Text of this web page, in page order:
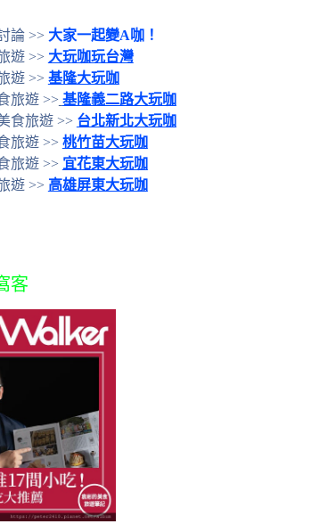
論 >> 大家一起變A咖！
遊 >> 大玩咖玩台灣
遊 >> 基隆大玩咖
旅遊 >> 基隆義二路大玩咖
食旅遊 >> 台北新北大玩咖
旅遊 >> 桃竹苗大玩咖
旅遊 >> 宜花東大玩咖
遊 >> 高雄屏東大玩咖
客